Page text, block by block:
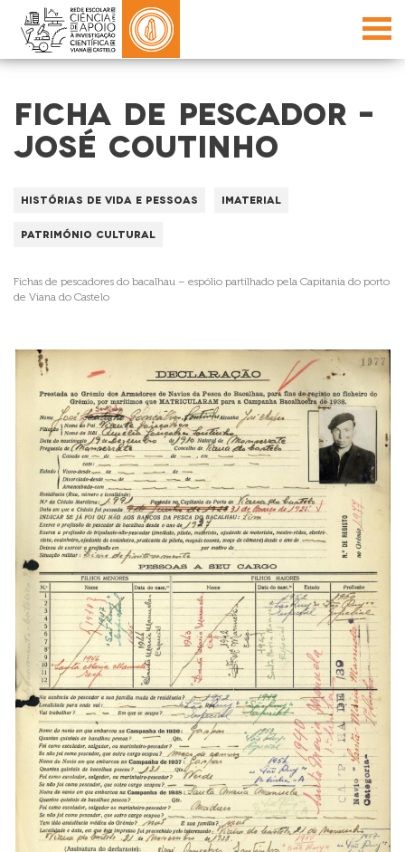
FICHA DE PESCADOR –
JOSÉ COUTINHO
Histórias de vida e Pessoas Imaterial
Património Cultural
Fichas de pescadores do bacalhau – espólio partilhado pela Capitania do porto
de Viana do Castelo